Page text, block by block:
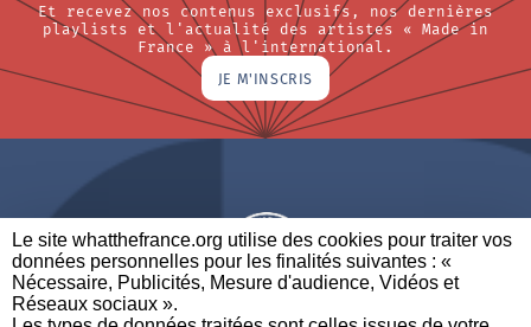
Le site whatthefrance.org utilise des cookies pour traiter vos
données personnelles pour les finalités suivantes : «
Nécessaire, Publicités, Mesure d'audience, Vidéos et
Réseaux sociaux ». ​
Et recevez nos contenus exclusifs, nos dernières
playlists et l'actualité des artistes « Made in
France » à l'international.
JE M'INSCRIS
A BRAND OF